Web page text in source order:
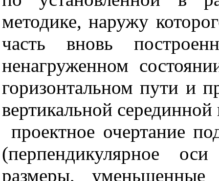
методике, наружу
часть вновь
ненагруженном
горизонтальном пути и
вертикальной
проектное очертание
(перпендикулярное
размеры,